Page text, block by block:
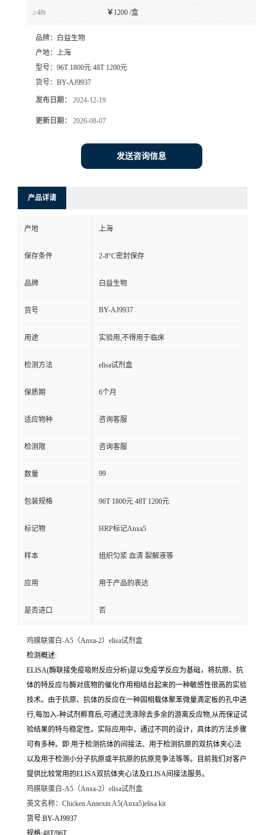
≥48t ￥ 1200 /盒
品牌：
白益生物
产地： 上海
型号： 96T 1800元 48T 1200元
货号： BY-AJ9937
发布日期： 2024-12-19
更新日期： 2026-08-07
发送咨询信息
产品详请
产地 上海
保存条件 2-8°C密封保存
品牌 白益生物
货号 BY-AJ9937
用途 实验用,不得用于临床
检测方法 elisa试剂盒
保质期 6个月
适应物种 咨询客服
检测限 咨询客服
数量 99
包装规格 96T 1800元 48T 1200元
标记物 HRP标记Anxa5
样本 组织匀浆 血清 裂解液等
应用 用于产品的表达
是否进口 否
鸡膜联蛋白-A5（Anxa-2）elisa试剂盒
检测概述:
ELISA(酶联接免疫吸附反应分析)是以免疫学反应为基础，将抗原、抗
体的特反应与酶对底物的催化作用相结台起来的一种敏感性很高的实验
技术。由于抗原、抗体的反应在一种固相载体聚苯微量滴定板的孔中进
行,每加入-种试剂孵育后,可通过洗涤除去多余的游离反应物,从而保证试
验结果的特与稳定性。实际应用中，通过不同的设计，具体的方法步骤
可有多种。即:用于检测抗体的间接法、用于检测抗原的双抗体夹心法
以及用于检测小分子抗原或半抗原的抗原竞争法等等。目前我们对客户
提供比较常用的ELISA双抗体夹心法及ELISA间接法服务。
鸡膜联蛋白-A5（Anxa-2）elisa试剂盒
英文名称： Chicken Annexin A5(Anxa5)elisa kit
货号:BY-AJ9937